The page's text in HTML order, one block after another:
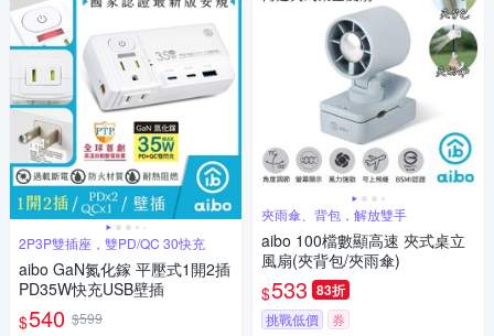
2P3P雙插座，雙PD/QC 30快充
aibo GaN氮化鎵 平壓式1開2插
PD35W快充USB壁插
$540 $599
夾雨傘、背包，解放雙手
aibo 100檔數顯高速 夾式桌立
風扇(夾背包/夾雨傘)
$533 83折
挑戰低價 券